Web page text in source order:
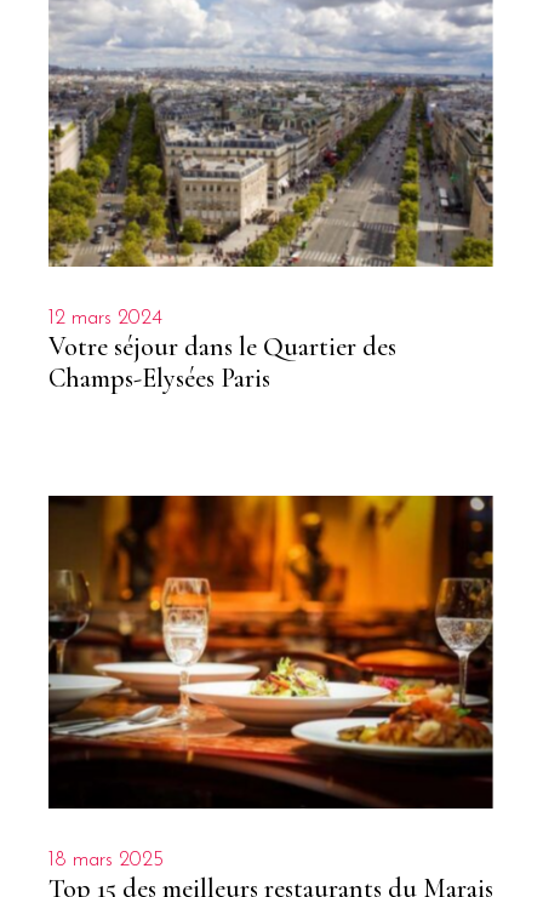
12 mars 2024
Votre séjour dans le Quartier des
Champs-Elysées Paris
18 mars 2025
Top 15 des meilleurs restaurants du Marais